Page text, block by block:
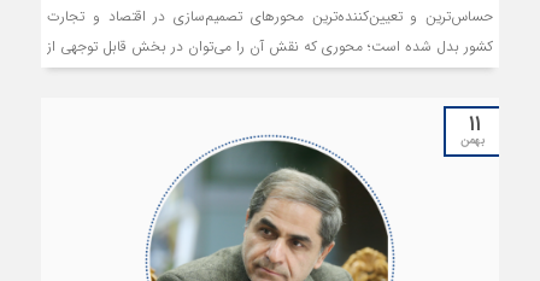
حساس‌ترین و تعیین‌کننده‌ترین محورهای تصمیم‌سازی در اقتصاد و تجارت
کشور بدل شده است؛ محوری که نقش آن را می‌توان در بخش قابل توجهی از
حرکت اخیر سیاست‌گذار به‌سوی تک‌نرخی شدن ارز را می‌توان تلاشی برای عبور
از این وضعیت پرتنش و سر و سامان دادن به حکمرانی ارزی کشور دانست.
تجربه سال‌های گذشته نشان داد که نوسانات و چندگانگی نرخ ارز، برای
تولیدکنندگان به عاملی فرساینده تبدیل شد و با برهم زدن محاسبات هزینه و
مخدوش‌کردن افق برنامه‌ریزی، بهای تمام‌شده محصولات را در معرض
شوک‌های پی‌درپی قرار داد. در حوزه صادرات نیز، وجود سازوکارهایی که بر
۱۱
بهمن